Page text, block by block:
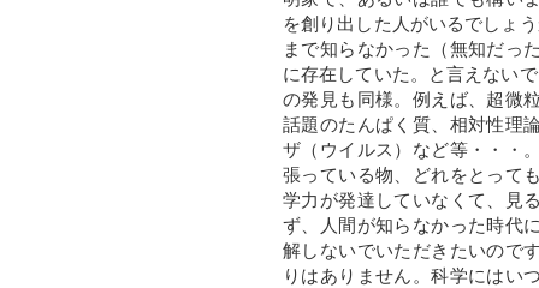
を創り出した人がいるでしょ
まで知らなかった（無知だっ
に存在していた。と言えない
の発見も同様。例えば、超微
話題のたんぱく質、相対性理
ザ（ウイルス）など等・・・
張っている物、どれをとって
学力が発達していなくて、見
ず、人間が知らなかった時代
解しないでいただきたいので
りはありません。科学にはい